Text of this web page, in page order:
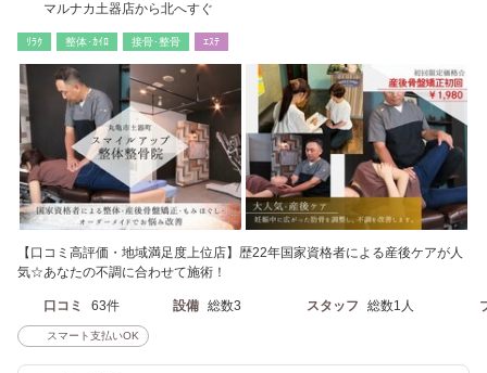
マルナカ土器店から北へすぐ
ﾘﾗｸ 整体･ｶｲﾛ 接骨･整骨 ｴｽﾃ
【口コミ高評価・地域満足度上位店】歴22年国家資格者による産後ケアが人
気☆あなたの不調に合わせて施術！
口コミ 63件 設備 総数3 スタッフ 総数1人
スマート支払いOK